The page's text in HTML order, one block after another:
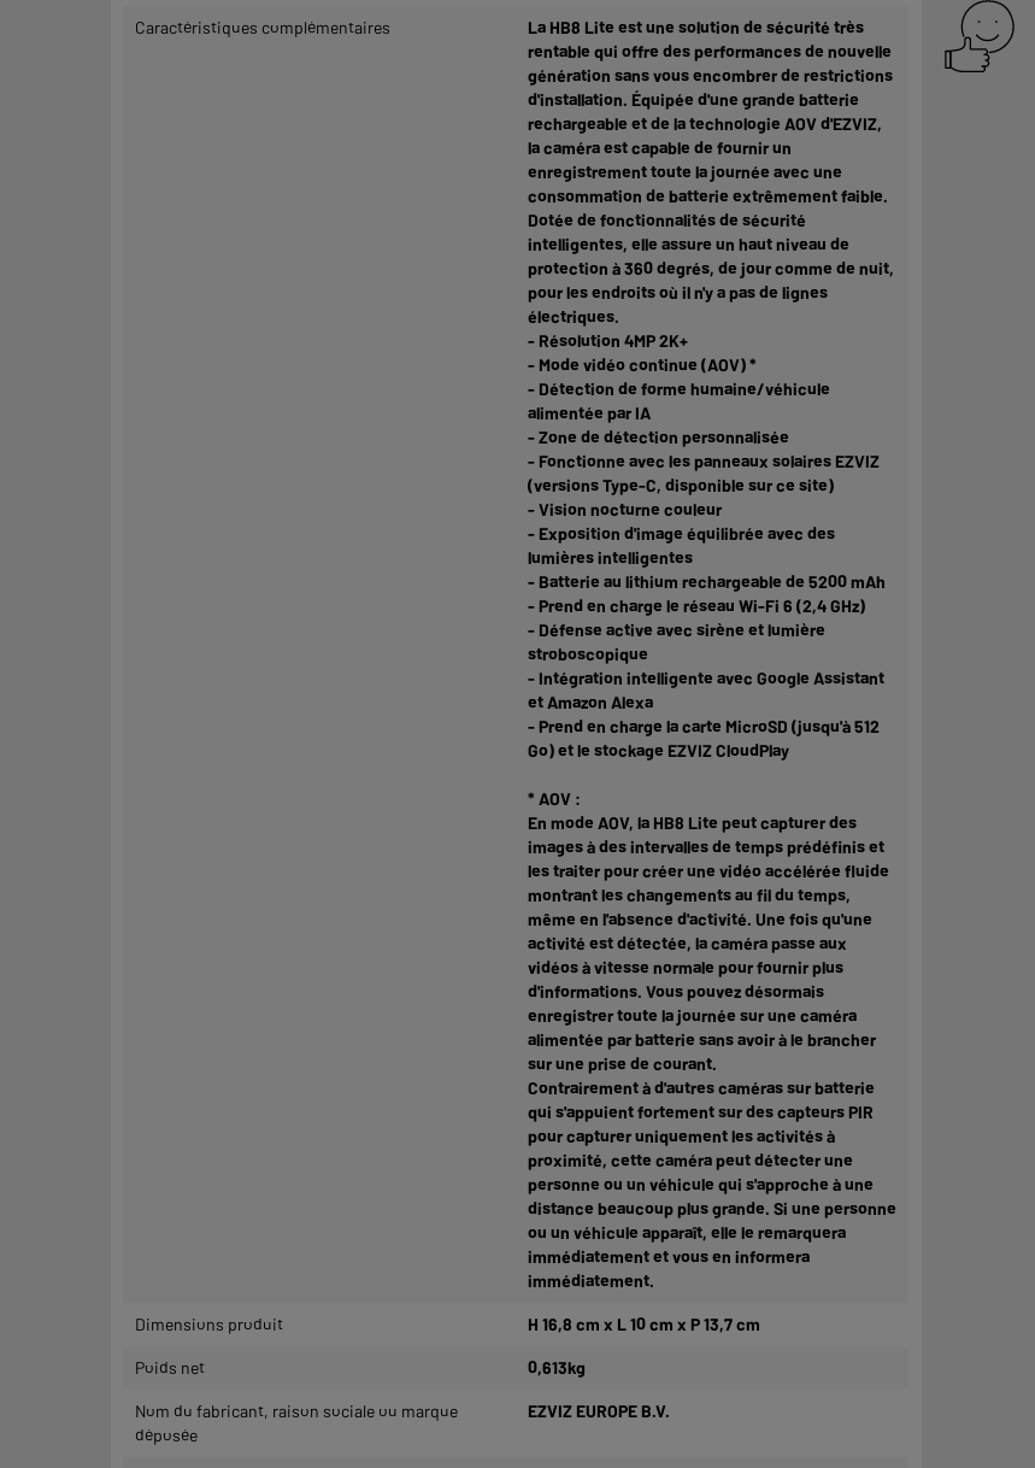
Caractéristiques complémentaires
La HB8 Lite est une solution de sécurité très
rentable qui offre des performances de nouvelle
génération sans vous encombrer de restrictions
d'installation. Équipée d'une grande batterie
rechargeable et de la technologie AOV d'EZVIZ,
la caméra est capable de fournir un
enregistrement toute la journée avec une
consommation de batterie extrêmement faible.
Dotée de fonctionnalités de sécurité
intelligentes, elle assure un haut niveau de
protection à 360 degrés, de jour comme de nuit,
pour les endroits où il n'y a pas de lignes
électriques.
- Résolution 4MP 2K+
- Mode vidéo continue (AOV) *
- Détection de forme humaine/véhicule
alimentée par IA
- Zone de détection personnalisée
- Fonctionne avec les panneaux solaires EZVIZ
(versions Type-C, disponible sur ce site)
- Vision nocturne couleur
- Exposition d'image équilibrée avec des
lumières intelligentes
- Batterie au lithium rechargeable de 5200 mAh
- Prend en charge le réseau Wi-Fi 6 (2,4 GHz)
- Défense active avec sirène et lumière
stroboscopique
- Intégration intelligente avec Google Assistant
et Amazon Alexa
- Prend en charge la carte MicroSD (jusqu'à 512
Go) et le stockage EZVIZ CloudPlay
* AOV :
En mode AOV, la HB8 Lite peut capturer des
images à des intervalles de temps prédéfinis et
les traiter pour créer une vidéo accélérée fluide
montrant les changements au fil du temps,
même en l'absence d'activité. Une fois qu'une
activité est détectée, la caméra passe aux
vidéos à vitesse normale pour fournir plus
d'informations. Vous pouvez désormais
enregistrer toute la journée sur une caméra
alimentée par batterie sans avoir à le brancher
sur une prise de courant.
Contrairement à d'autres caméras sur batterie
qui s'appuient fortement sur des capteurs PIR
pour capturer uniquement les activités à
proximité, cette caméra peut détecter une
personne ou un véhicule qui s'approche à une
distance beaucoup plus grande. Si une personne
ou un véhicule apparaît, elle le remarquera
immédiatement et vous en informera
immédiatement.
Dimensions produit H 16,8 cm x L 10 cm x P 13,7 cm
Poids net 0,613kg
Nom du fabricant, raison sociale ou marque
déposée
EZVIZ EUROPE B.V.